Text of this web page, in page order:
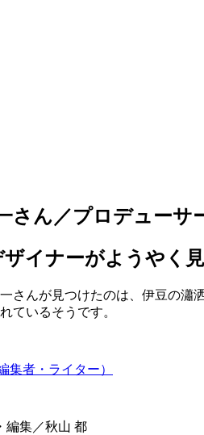
さん／プロデューサ
イナーがようやく
さんが見つけたのは、伊豆の瀟
ているそうです。
集者・ライター）
集／秋山 都